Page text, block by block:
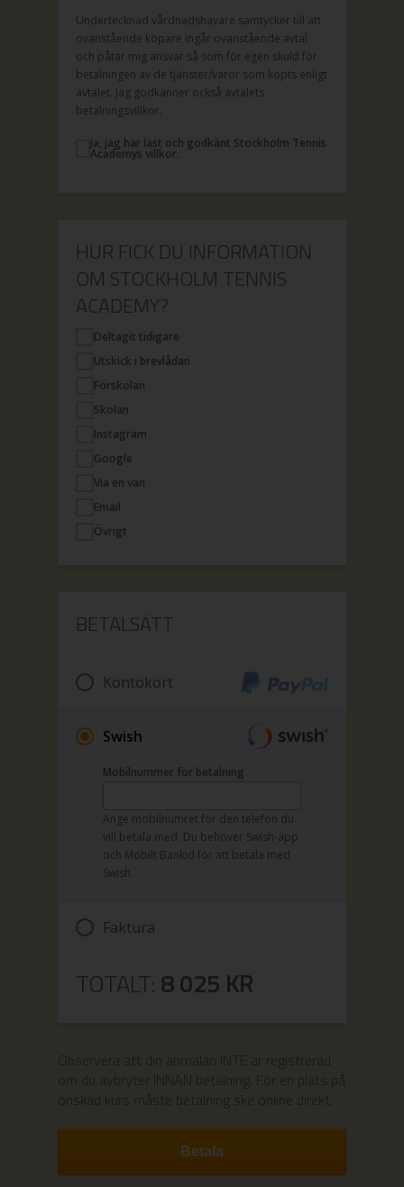
Undertecknad vårdnadshavare samtycker till att
ovanstående köpare ingår ovanstående avtal
och påtar mig ansvar så som för egen skuld för
betalningen av de tjänster/varor som köpts enligt
avtalet. Jag godkänner också avtalets
betalningsvillkor.
Ja, jag har läst och godkänt Stockholm Tennis
Academys villkor.
HUR FICK DU INFORMATION
OM STOCKHOLM TENNIS
ACADEMY?
Deltagit tidigare
Utskick i brevlådan
Förskolan
Skolan
Instagram
Google
Via en vän
Email
Övrigt
BETALSÄTT
Kontokort
Swish
Mobilnummer för betalning
Ange mobilnumret för den telefon du
vill betala med. Du behöver Swish-app
och Mobilt BankId för att betala med
Swish.
Faktura
TOTALT: 8 025 KR